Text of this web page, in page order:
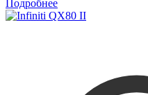
Подробнее